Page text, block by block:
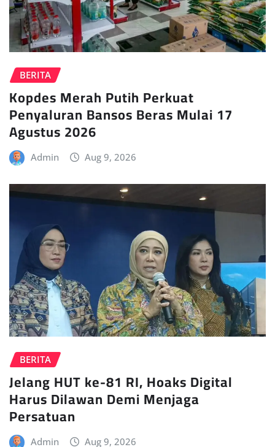
BERITA
Kopdes Merah Putih Perkuat
Penyaluran Bansos Beras Mulai 17
Agustus 2026
Admin Aug 9, 2026
BERITA
Jelang HUT ke-81 RI, Hoaks Digital
Harus Dilawan Demi Menjaga
Persatuan
Admin Aug 9, 2026